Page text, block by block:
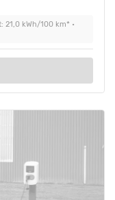
21,0 kWh/100 km* •